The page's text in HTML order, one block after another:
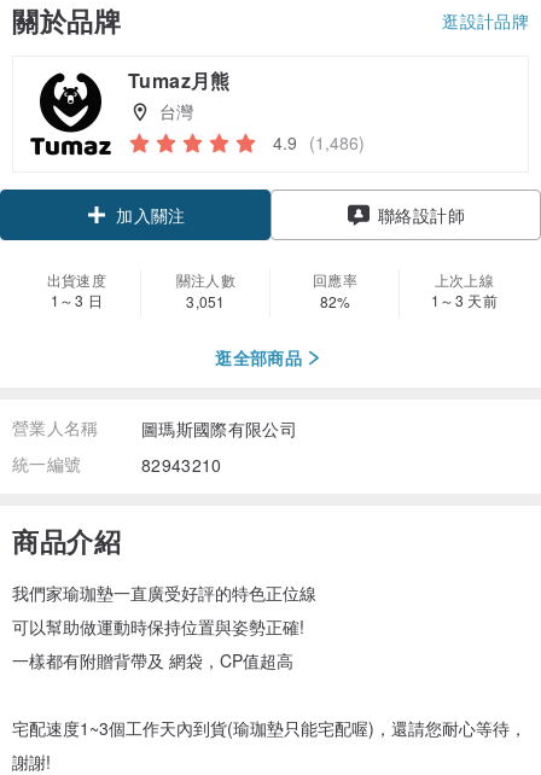
關於品牌 逛設計品牌
Tumaz月熊
台灣
4.9 (1,486)
加入關注
聯絡設計師
出貨速度
1～3 日
關注人數
3,051
回應率
82%
上次上線
1～3 天前
逛全部商品
營業人名稱
圖瑪斯國際有限公司
統一編號
82943210
商品介紹
我們家瑜珈墊一直廣受好評的特色正位線
可以幫助做運動時保持位置與姿勢正確!
一樣都有附贈背帶及 網袋，CP值超高
宅配速度1~3個工作天內到貨(瑜珈墊只能宅配喔)，還請您耐心等待，
謝謝!